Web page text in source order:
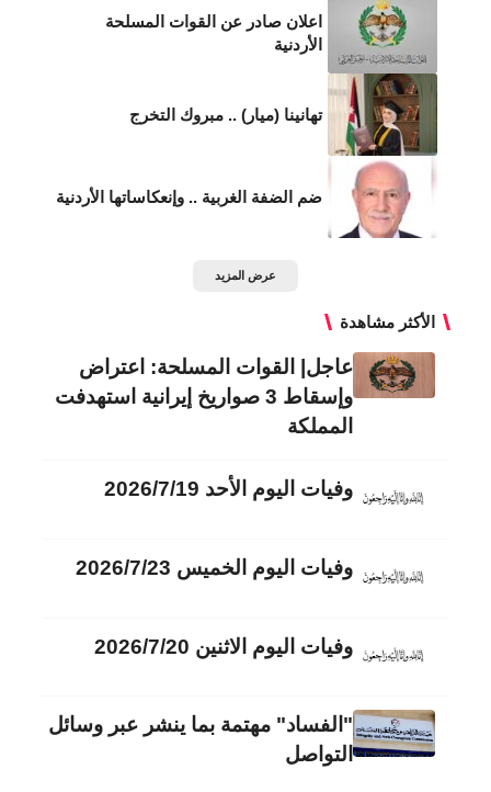
اعلان صادر عن القوات المسلحة
الأردنية
تهانينا (ميار) .. مبروك التخرج
ضم الضفة الغربية .. وإنعكاساتها الأردنية
عرض المزيد
الأكثر مشاهدة
عاجل| القوات المسلحة: اعتراض
وإسقاط 3 صواريخ إيرانية استهدفت
المملكة
وفيات اليوم الأحد 2026/7/19
وفيات اليوم الخميس 2026/7/23
وفيات اليوم الاثنين 2026/7/20
"الفساد" مهتمة بما ينشر عبر وسائل
التواصل